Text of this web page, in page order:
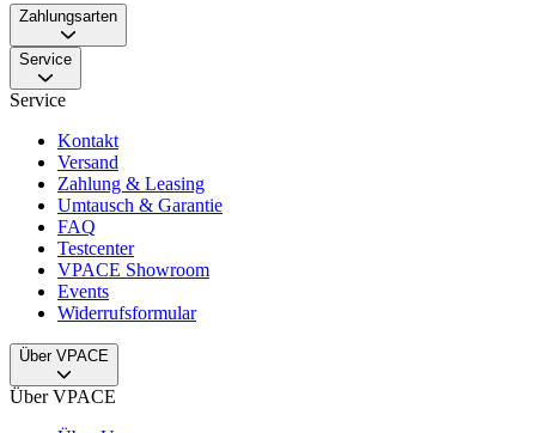
Zahlungsarten
Service
Service
Kontakt
Versand
Zahlung & Leasing
Umtausch & Garantie
FAQ
Testcenter
VPACE Showroom
Events
Widerrufsformular
Über VPACE
Über VPACE